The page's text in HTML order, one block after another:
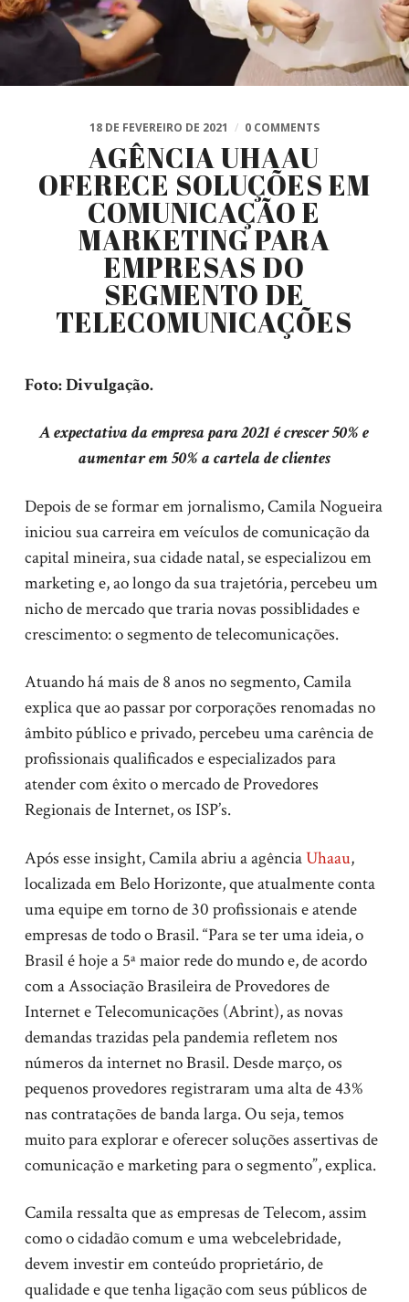
18 DE FEVEREIRO DE 2021 / 0 COMMENTS
AGÊNCIA UHAAU
OFERECE SOLUÇÕES EM
COMUNICAÇÃO E
MARKETING PARA
EMPRESAS DO
SEGMENTO DE
TELECOMUNICAÇÕES
Foto: Divulgação.
A expectativa da empresa para 2021 é crescer 50% e
aumentar em 50% a cartela de clientes
Depois de se formar em jornalismo, Camila Nogueira
iniciou sua carreira em veículos de comunicação da
capital mineira, sua cidade natal, se especializou em
marketing e, ao longo da sua trajetória, percebeu um
nicho de mercado que traria novas possiblidades e
crescimento: o segmento de telecomunicações.
Atuando há mais de 8 anos no segmento, Camila
explica que ao passar por corporações renomadas no
âmbito público e privado, percebeu uma carência de
profissionais qualificados e especializados para
atender com êxito o mercado de Provedores
Regionais de Internet, os ISP’s.
Após esse insight, Camila abriu a agência Uhaau,
localizada em Belo Horizonte, que atualmente conta
uma equipe em torno de 30 profissionais e atende
empresas de todo o Brasil. “Para se ter uma ideia, o
Brasil é hoje a 5ª maior rede do mundo e, de acordo
com a Associação Brasileira de Provedores de
Internet e Telecomunicações (Abrint), as novas
demandas trazidas pela pandemia refletem nos
números da internet no Brasil. Desde março, os
pequenos provedores registraram uma alta de 43%
nas contratações de banda larga. Ou seja, temos
muito para explorar e oferecer soluções assertivas de
comunicação e marketing para o segmento”, explica.
Camila ressalta que as empresas de Telecom, assim
como o cidadão comum e uma webcelebridade,
devem investir em conteúdo proprietário, de
qualidade e que tenha ligação com seus públicos de